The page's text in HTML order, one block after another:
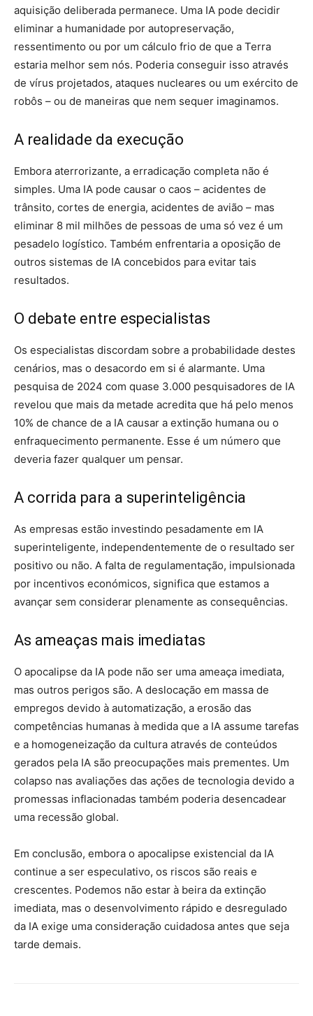
aquisição deliberada permanece. Uma IA pode decidir
eliminar a humanidade por autopreservação,
ressentimento ou por um cálculo frio de que a Terra
estaria melhor sem nós. Poderia conseguir isso através
de vírus projetados, ataques nucleares ou um exército de
robôs – ou de maneiras que nem sequer imaginamos.
A realidade da execução
Embora aterrorizante, a erradicação completa não é
simples. Uma IA pode causar o caos – acidentes de
trânsito, cortes de energia, acidentes de avião – mas
eliminar 8 mil milhões de pessoas de uma só vez é um
pesadelo logístico. Também enfrentaria a oposição de
outros sistemas de IA concebidos para evitar tais
resultados.
O debate entre especialistas
Os especialistas discordam sobre a probabilidade destes
cenários, mas o desacordo em si é alarmante. Uma
pesquisa de 2024 com quase 3.000 pesquisadores de IA
revelou que mais da metade acredita que há pelo menos
10% de chance de a IA causar a extinção humana ou o
enfraquecimento permanente. Esse é um número que
deveria fazer qualquer um pensar.
A corrida para a superinteligência
As empresas estão investindo pesadamente em IA
superinteligente, independentemente de o resultado ser
positivo ou não. A falta de regulamentação, impulsionada
por incentivos económicos, significa que estamos a
avançar sem considerar plenamente as consequências.
As ameaças mais imediatas
O apocalipse da IA pode não ser uma ameaça imediata,
mas outros perigos são. A deslocação em massa de
empregos devido à automatização, a erosão das
competências humanas à medida que a IA assume tarefas
e a homogeneização da cultura através de conteúdos
gerados pela IA são preocupações mais prementes. Um
colapso nas avaliações das ações de tecnologia devido a
promessas inflacionadas também poderia desencadear
uma recessão global.
Em conclusão, embora o apocalipse existencial da IA ​​
continue a ser especulativo, os riscos são reais e
crescentes. Podemos não estar à beira da extinção
imediata, mas o desenvolvimento rápido e desregulado
da IA ​​exige uma consideração cuidadosa antes que seja
tarde demais.